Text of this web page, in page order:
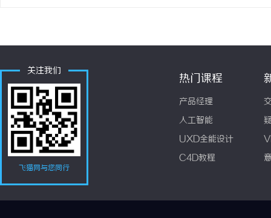
关注我们
飞猫网与您同行
热门课程
产品经理
人工智能
UXD全能设计
C4D教程